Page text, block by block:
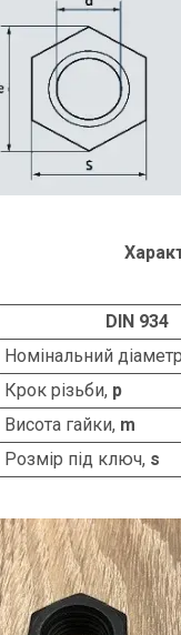
DIN 934
Номінальний
Крок різьби, p
Висота гайки, m
Розмір під ключ, s